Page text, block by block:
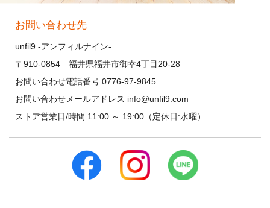
お問い合わせ先
unfil9 -アンフィルナイン-
〒910-0854 福井県福井市御幸4丁目20-28
お問い合わせ電話番号 0776-97-9845
お問い合わせメールアドレス info@unfil9.com
ストア営業日/時間 11:00 ～ 19:00（定休日:水曜）